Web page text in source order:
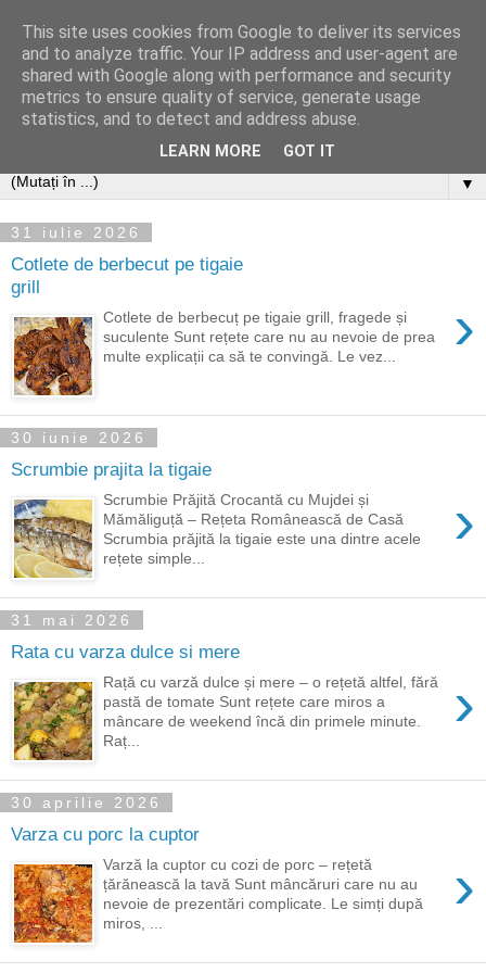
▼
31 iulie 2026
Cotlete de berbecut pe tigaie
grill
›
Cotlete de berbecuț pe tigaie grill, fragede și
suculente Sunt rețete care nu au nevoie de prea
multe explicații ca să te convingă. Le vez...
30 iunie 2026
Scrumbie prajita la tigaie
›
Scrumbie Prăjită Crocantă cu Mujdei și
Mămăliguță – Rețeta Românească de Casă
Scrumbia prăjită la tigaie este una dintre acele
rețete simple...
31 mai 2026
Rata cu varza dulce si mere
›
Rață cu varză dulce și mere – o rețetă altfel, fără
pastă de tomate Sunt rețete care miros a
mâncare de weekend încă din primele minute.
Raț...
30 aprilie 2026
Varza cu porc la cuptor
›
Varză la cuptor cu cozi de porc – rețetă
țărănească la tavă Sunt mâncăruri care nu au
nevoie de prezentări complicate. Le simți după
miros, ...
This site uses cookies from Google to deliver its services
and to analyze traffic. Your IP address and user-agent are
shared with Google along with performance and security
metrics to ensure quality of service, generate usage
statistics, and to detect and address abuse.
LEARN MORE GOT IT